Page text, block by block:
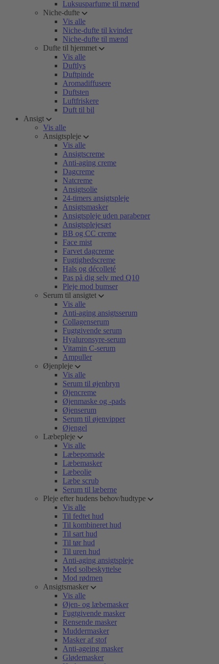
Luksusparfume til mænd
Niche-dufte
Vis alle
Niche-dufte til kvinder
Niche-dufte til mænd
Dufte til hjemmet
Vis alle
Duftlys
Duftpinde
Aromadiffusere
Duftsten
Luftfriskere
Duft til bil
Ansigt
Vis alle
Ansigtspleje
Vis alle
Ansigtscreme
Anti-aging creme
Dagcreme
Natcreme
Ansigtsolie
24-timers ansigtspleje
Ansigtsmasker
Ansigtspleje uden parabener
Ansigtsplejesæt
BB og CC creme
Face mist
Farvet dagcreme
Fugtighedscreme
Hals og décolleté
Pas på dig selv med Q10
Pleje mod bumser
Serum til ansigtet
Vis alle
Anti-aging ansigtsserum
Collagenserum
Fugtgivende serum
Hyaluronsyre-serum
Vitamin C-serum
Ampuller
Øjenpleje
Vis alle
Serum til øjenbryn
Øjencreme
Øjenmaske og -pads
Øjenserum
Serum til øjenvipper
Øjengel
Læbepleje
Vis alle
Læbepomade
Læbemasker
Læbeolie
Læbe scrub
Serum til læberne
Pleje efter hudens behov/hudtype
Vis alle
Til fedtet hud
Til kombineret hud
Til sart hud
Til tør hud
Til uren hud
Anti-aging ansigtspleje
Med solbeskyttelse
Mod rødmen
Ansigtsmasker
Vis alle
Øjen- og læbemasker
Fugtgivende masker
Rensende masker
Muddermasker
Masker af stof
Anti-ageing masker
Glødemasker